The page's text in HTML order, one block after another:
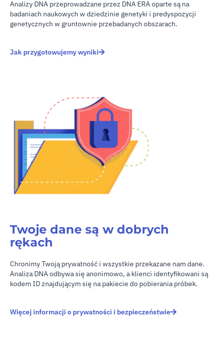
Analizy DNA przeprowadzane przez DNA ERA oparte są na
badaniach naukowych w dziedzinie genetyki i predyspozycji
genetycznych w gruntownie przebadanych obszarach.
Jak przygotowujemy wyniki
Twoje dane są w dobrych
rękach
Chronimy Twoją prywatność i wszystkie przekazane nam dane.
Analiza DNA odbywa się anonimowo, a klienci identyfikowani są
kodem ID znajdującym się na pakiecie do pobierania próbek.
Więcej informacji o prywatności i bezpieczeństwie